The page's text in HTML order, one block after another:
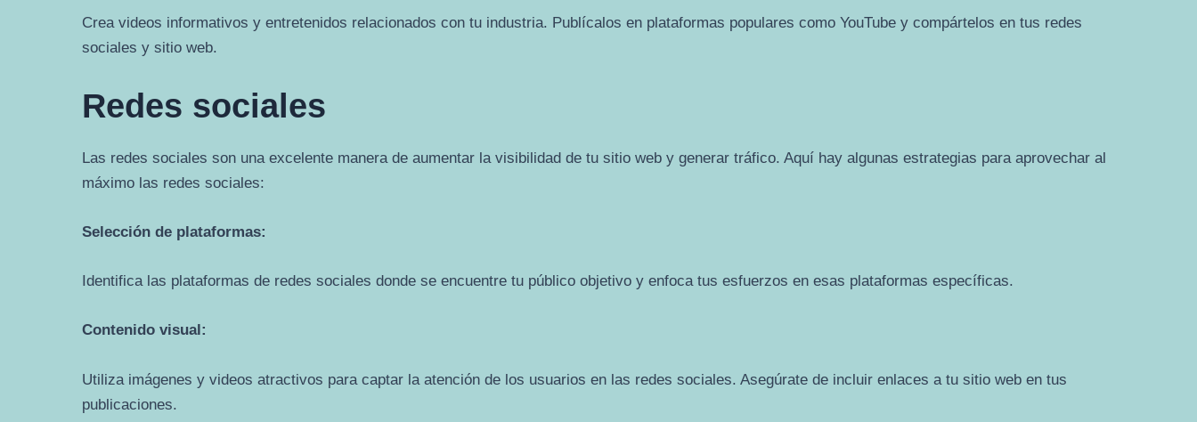
Crea videos informativos y entretenidos relacionados con tu industria. Publícalos en plataformas populares como YouTube y compártelos en tus redes
sociales y sitio web.
Redes sociales
Las redes sociales son una excelente manera de aumentar la visibilidad de tu sitio web y generar tráfico. Aquí hay algunas estrategias para aprovechar al
máximo las redes sociales:
Selección de plataformas:
Identifica las plataformas de redes sociales donde se encuentre tu público objetivo y enfoca tus esfuerzos en esas plataformas específicas.
Contenido visual:
Utiliza imágenes y videos atractivos para captar la atención de los usuarios en las redes sociales. Asegúrate de incluir enlaces a tu sitio web en tus
publicaciones.